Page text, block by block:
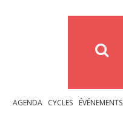
AGENDA CYCLES ÉVÉNEMENTS